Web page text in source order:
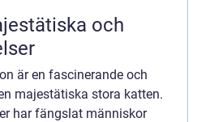
och
är en fascinerande och
majestätiska stora katten.
har fängslat människor